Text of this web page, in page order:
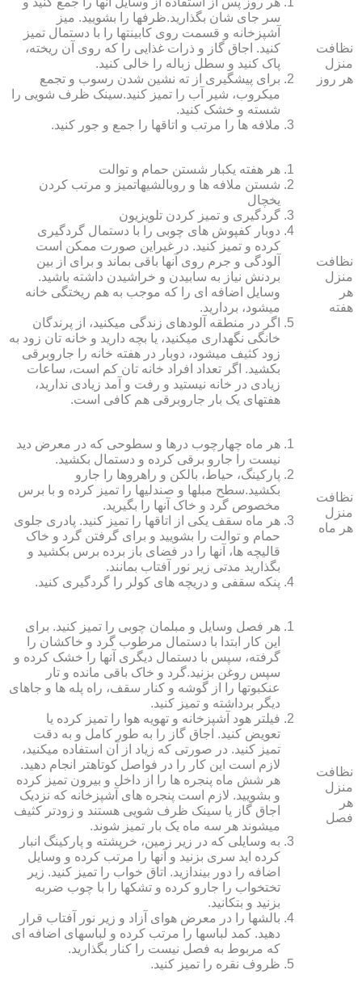
نظافت
منزل
هر روز
سر جای شان بگذارید.ظرف‏ها را بشویید. میز
آشپزخانه و قسمت روی کابینت‏ها را با دستمال تمیز
کنید. اجاق گاز و ذرات غذایی را که روی آن ریخته،
پاک کنید و سطل زباله را خالی کنید.
برای پیشگیری از ته نشین شدن رسوب و تجمع
میکروب، شیر آب را تمیز کنید.سینک ظرف شویی را
شسته و خشک کنید.
ملافه‏ ها را مرتب و اتاق‏ها را جمع و جور کنید.
نظافت
منزل
هر
هفته
هر هفته یکبار شستن حمام و توالت
شستن ملافه‏ ها و روبالشی‎هاتمیز و مرتب کردن
یخچال
گردگیری و تمیز کردن تلویزیون
دوبار کفپوش‏ های چوبی را با دستمال گردگیری
کرده و تمیز کنید. در غیراین صورت ممکن است
آلودگی و جرم روی آنها باقی بماند و برای از بین
بردنش نیاز به سابیدن و خراشیدن داشته باشید.
وسایل اضافه ای را که موجب به هم ریختگی خانه
می‏شود، بردارید.
اگر در منطقه آلوده‏ای زندگی می‏کنید، از پرندگان
خانگی نگهداری می‏کنید، یا بچه دارید و خانه‏ تان زود به
زود کثیف می‏شود، دوبار در هفته خانه را جاروبرقی
بکشید. اگر تعداد افراد خانه ‏تان کم است، ساعات
زیادی در خانه نیستید و رفت و آمد زیادی ندارید،
هفته‏ای یک بار جاروبرقی هم کافی است.
نظافت
منزل
هر ماه
هر ماه چهارچوب درها و سطوحی که در معرض دید
نیست را جارو برقی کرده و دستمال بکشید.
پارکینگ، حیاط، بالکن و راهروها را جارو
بکشید.سطح مبل‏ها و صندلی‏ها را تمیز کرده و با برس
مخصوص گرد و خاک آنها را بگیرید.
هر ماه سقف یکی از اتاق‏ها را تمیز کنید. پادری جلوی
حمام و توالت را بشویید و برای گرفتن گرد و خاک
قالیچه‏ ها، آنها را در فضای باز برده برس بکشید و
بگذارید مدتی زیر نور آفتاب بمانند.
پنکه سقفی و دریچه‏ های کولر را گردگیری کنید.
نظافت
منزل
هر
فصل
هر فصل وسایل و مبلمان چوبی را تمیز کنید. برای
این کار ابتدا با دستمال مرطوب گرد و خاک‏شان را
گرفته، سپس با دستمال دیگری آنها را خشک کرده و
سپس روغن بزنید.گرد و خاک باقی مانده و تار
عنکبوت‏ها را از گوشه و کنار سقف، راه پله‏ ها و جاهای
دیگر برداشته و تمیز کنید.
فیلتر هود آشپزخانه و تهویه هوا را تمیز کرده یا
تعویض کنید. اجاق گاز را به طور کامل و به دقت
تمیز کنید. در صورتی که زیاد از آن استفاده می‏کنید،
لازم است این کار را در فواصل کوتاه‏تر انجام دهید.
هر شش ماه پنجره‏ ها را از داخل و بیرون تمیز کرده
و بشویید. لازم است پنجره‏ های آشپزخانه که نزدیک
اجاق گاز یا سینک ظرف شویی هستند و زودتر کثیف
می‏شوند هر سه ماه یک بار تمیز شوند.
به وسایلی که در زیر زمین، خرپشته و پارکینگ انبار
کرده‏ اید سری بزنید و آنها را مرتب کرده و وسایل
اضافه را دور بیندازید. اتاق خواب را تمیز کنید. زیر
تختخواب را جارو کرده و تشک‏ها را با چوب ضربه
بزنید و بتکانید.
بالش‏ها را در معرض هوای آزاد و زیر نور آفتاب قرار
دهید. کمد لباس‏ها را مرتب کرده و لباس‏های اضافه ای
که مربوط به فصل نیست را کنار بگذارید.
ظروف نقره را تمیز کنید.